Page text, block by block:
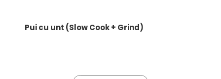
Pui cu unt (Slow Cook + Grind)